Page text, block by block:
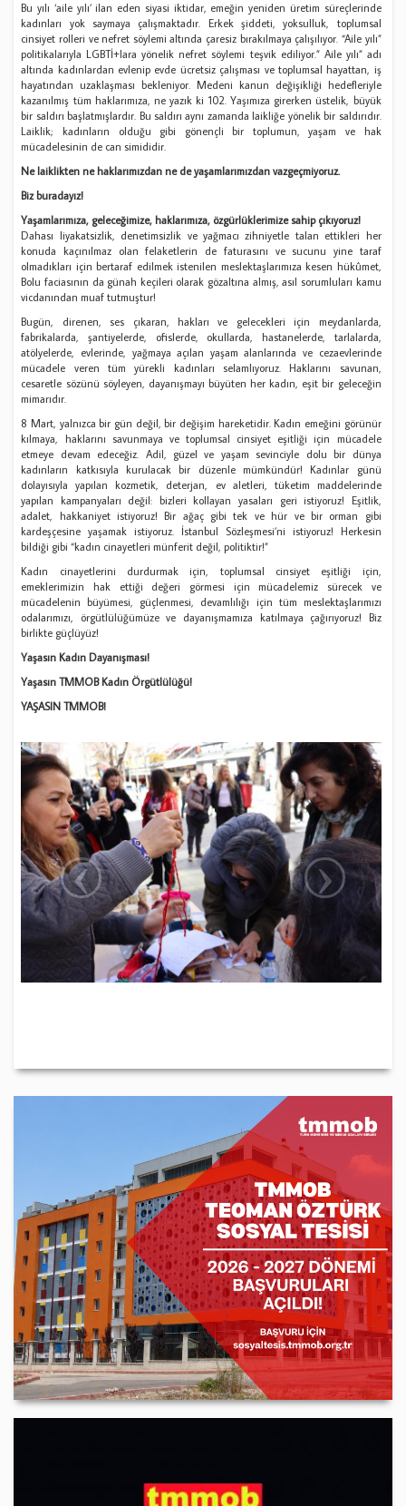
Bu yılı ‘aile yılı’ ilan eden siyasi iktidar, emeğin yeniden üretim süreçlerinde
kadınları yok saymaya çalışmaktadır. Erkek şiddeti, yoksulluk, toplumsal
cinsiyet rolleri ve nefret söylemi altında çaresiz bırakılmaya çalışılıyor. “Aile yılı”
politikalarıyla LGBTİ+lara yönelik nefret söylemi teşvik ediliyor.” Aile yılı” adı
altında kadınlardan evlenip evde ücretsiz çalışması ve toplumsal hayattan, iş
hayatından uzaklaşması bekleniyor. Medeni kanun değişikliği hedefleriyle
kazanılmış tüm haklarımıza, ne yazık ki 102. Yaşımıza girerken üstelik, büyük
bir saldırı başlatmışlardır. Bu saldırı aynı zamanda laikliğe yönelik bir saldırıdır.
Laiklik; kadınların olduğu gibi gönençli bir toplumun, yaşam ve hak
mücadelesinin de can simididir.
Ne laiklikten ne haklarımızdan ne de yaşamlarımızdan vazgeçmiyoruz.
Biz buradayız!
Yaşamlarımıza, geleceğimize, haklarımıza, özgürlüklerimize sahip çıkıyoruz!
Dahası liyakatsizlik, denetimsizlik ve yağmacı zihniyetle talan ettikleri her
konuda kaçınılmaz olan felaketlerin de faturasını ve sucunu yine taraf
olmadıkları için bertaraf edilmek istenilen meslektaşlarımıza kesen hükûmet,
Bolu faciasının da günah keçileri olarak gözaltına almış, asıl sorumluları kamu
vicdanından muaf tutmuştur!
Bugün, direnen, ses çıkaran, hakları ve gelecekleri için meydanlarda,
fabrikalarda, şantiyelerde, ofislerde, okullarda, hastanelerde, tarlalarda,
atölyelerde, evlerinde, yağmaya açılan yaşam alanlarında ve cezaevlerinde
mücadele veren tüm yürekli kadınları selamlıyoruz. Haklarını savunan,
cesaretle sözünü söyleyen, dayanışmayı büyüten her kadın, eşit bir geleceğin
mimarıdır.
8 Mart, yalnızca bir gün değil, bir değişim hareketidir. Kadın emeğini görünür
kılmaya, haklarını savunmaya ve toplumsal cinsiyet eşitliği için mücadele
etmeye devam edeceğiz. Adil, güzel ve yaşam sevinciyle dolu bir dünya
kadınların katkısıyla kurulacak bir düzenle mümkündür! Kadınlar günü
dolayısıyla yapılan kozmetik, deterjan, ev aletleri, tüketim maddelerinde
yapılan kampanyaları değil: bizleri kollayan yasaları geri istiyoruz! Eşitlik,
adalet, hakkaniyet istiyoruz! Bir ağaç gibi tek ve hür ve bir orman gibi
kardeşçesine yaşamak istiyoruz. İstanbul Sözleşmesi’ni istiyoruz! Herkesin
bildiği gibi “kadın cinayetleri münferit değil, politiktir!”
Kadın cinayetlerini durdurmak için, toplumsal cinsiyet eşitliği için,
emeklerimizin hak ettiği değeri görmesi için mücadelemiz sürecek ve
mücadelenin büyümesi, güçlenmesi, devamlılığı için tüm meslektaşlarımızı
odalarımızı, örgütlülüğümüze ve dayanışmamıza katılmaya çağırıyoruz! Biz
birlikte güçlüyüz!
Yaşasın Kadın Dayanışması!
Yaşasın TMMOB Kadın Örgütlülüğü!
YAŞASIN TMMOB!
‹ ›